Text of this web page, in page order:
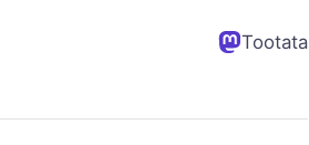
Tootata